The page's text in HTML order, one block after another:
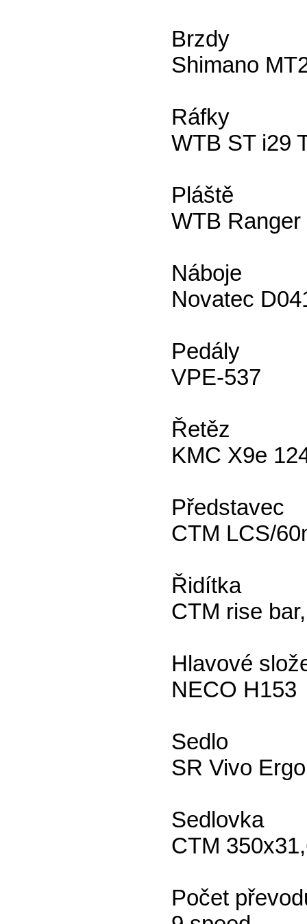
Brzdy
Shimano
Ráfky
WTB ST i29
Pláště
WTB
Náboje
Novatec
Pedály
VPE-537
Řetěz
KMC X9e
Představec
CTM LCS/
Řidítka
CTM rise
Hlavové
NECO H153
Sedlo
SR Vivo
Sedlovka
CTM
Počet